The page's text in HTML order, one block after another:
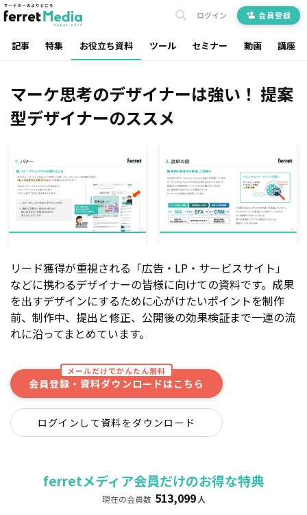
記事 特集 お役立ち資料 ツール セミナー 動画 講座
ログイン 会員登録
マーケ思考のデザイナーは強い！ 提案
型デザイナーのススメ
リード獲得が重視される「広告・LP・サービスサイト」
などに携わるデザイナーの皆様に向けての資料です。成果
を出すデザインにするために心がけたいポイントを制作
前、制作中、提出と修正、公開後の効果検証まで一連の流
れに沿ってまとめています。
メールだけでかんたん無料
会員登録・資料ダウンロードはこちら
ログインして資料をダウンロード
ferretメディア会員だけのお得な特典
現在の会員数 513,099 人